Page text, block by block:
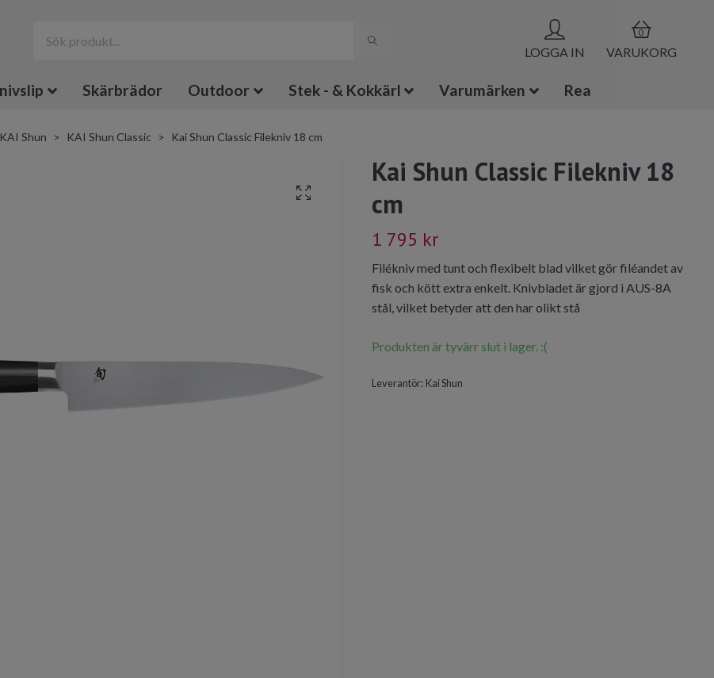
LOGGA IN
0
VARUKORG
Skärbrädor Outdoor Stek - & Kokkärl Varumärken Rea
KAI Shun KAI Shun Classic Kai Shun Classic Filekniv 18 cm
Kai Shun Classic Filekniv 18
cm
1 795 kr
Filékniv med tunt och flexibelt blad vilket gör filéandet av
fisk och kött extra enkelt. Knivbladet är gjord i AUS-8A
stål, vilket betyder att den har olikt stå
Produkten är tyvärr slut i lager. :(
Leverantör: Kai Shun